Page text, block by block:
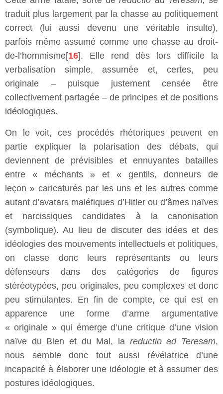
traduit plus largement par la chasse au politiquement
correct (lui aussi devenu une véritable insulte),
parfois même assumé comme une chasse au droit-
de-l’hommisme[16]. Elle rend dès lors difficile la
verbalisation simple, assumée et, certes, peu
originale – puisque justement censée être
collectivement partagée – de principes et de positions
idéologiques.
On le voit, ces procédés rhétoriques peuvent en
partie expliquer la polarisation des débats, qui
deviennent de prévisibles et ennuyantes batailles
entre « méchants » et « gentils, donneurs de
leçon » caricaturés par les uns et les autres comme
autant d’avatars maléfiques d’Hitler ou d’âmes naïves
et narcissiques candidates à la canonisation
(symbolique). Au lieu de discuter des idées et des
idéologies des mouvements intellectuels et politiques,
on classe donc leurs représentants ou leurs
défenseurs dans des catégories de figures
stéréotypées, peu originales, peu complexes et donc
peu stimulantes. En fin de compte, ce qui est en
apparence une forme d’arme argumentative
« originale » qui émerge d’une critique d’une vision
naïve du Bien et du Mal, la reductio ad Teresam,
nous semble donc tout aussi révélatrice d’une
incapacité à élaborer une idéologie et à assumer des
postures idéologiques.